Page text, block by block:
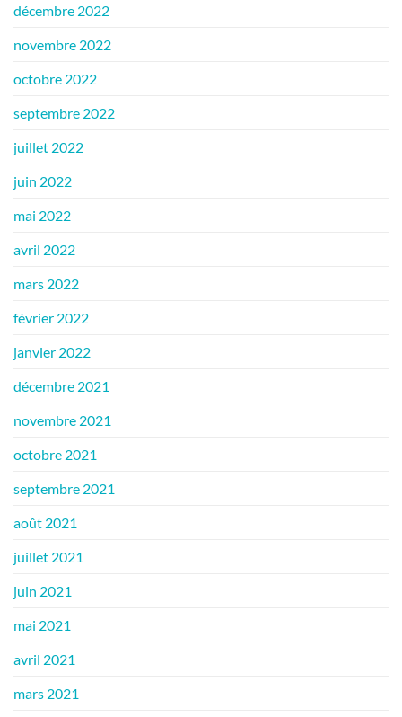
décembre 2022
novembre 2022
octobre 2022
septembre 2022
juillet 2022
juin 2022
mai 2022
avril 2022
mars 2022
février 2022
janvier 2022
décembre 2021
novembre 2021
octobre 2021
septembre 2021
août 2021
juillet 2021
juin 2021
mai 2021
avril 2021
mars 2021